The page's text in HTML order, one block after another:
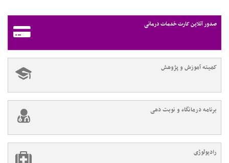
صدور آنلاین کارت خدمات درمانی
کمیته آموزش و پژوهش
برنامه درمانگاه و نوبت دهی
رادیولوژی